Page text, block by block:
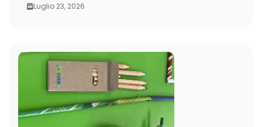
Luglio 23, 2026